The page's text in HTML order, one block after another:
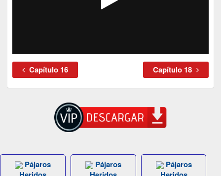
Capítulo 16 Capítulo 18
Pájaros
Pájaros
Pájaros